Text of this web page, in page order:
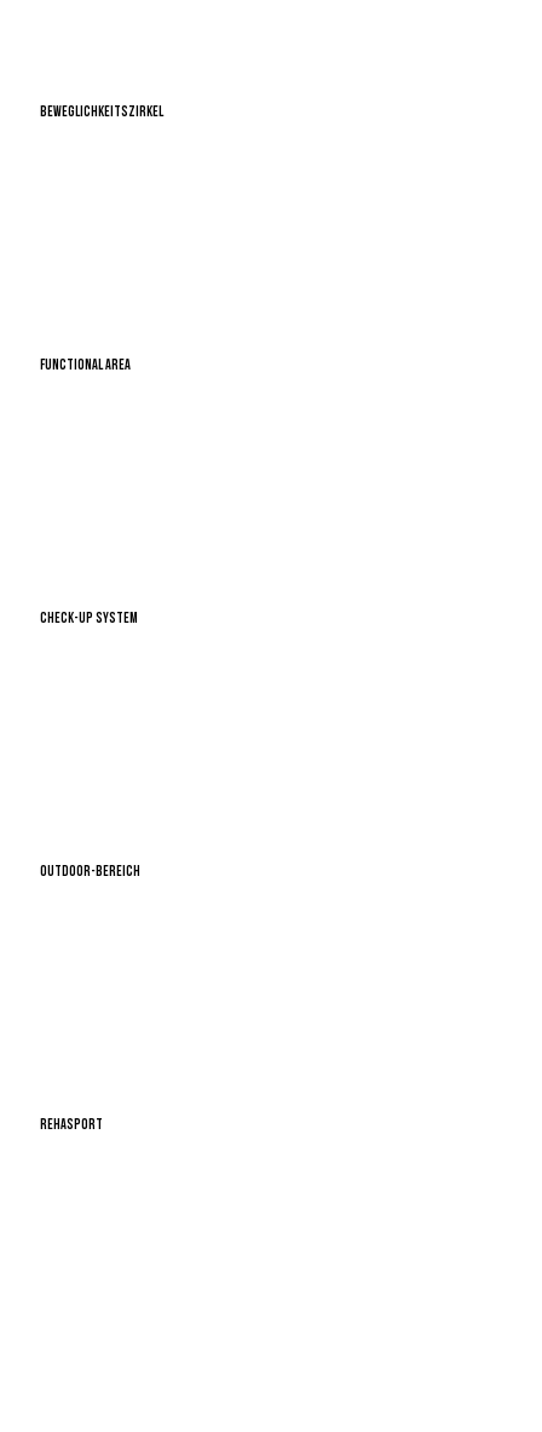
BEWEGLICHKEITSZIRKEL
FUNCTIONAL AREA
CHECK-Up System
OUTDOOR-Bereich
REHASPORT